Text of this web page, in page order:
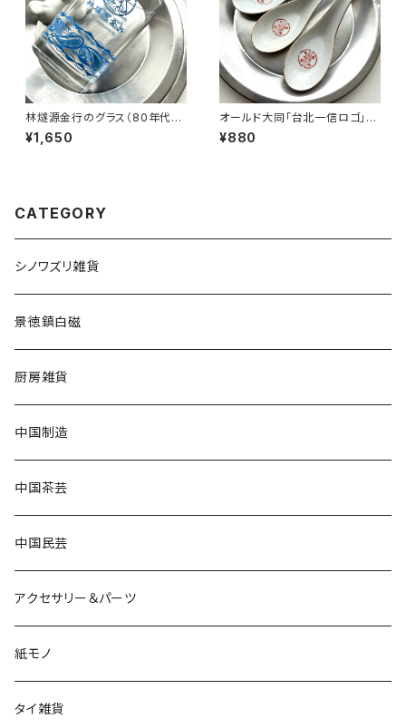
林燧源金行のグラス（80年代タ
イ制造）
¥1,650
オールド大同「台北一信ロゴ」レ
ンゲ
¥880
CATEGORY
シノワズリ雑貨
景徳鎮白磁
厨房雑貨
中国制造
中国茶芸
中国民芸
アクセサリー＆パーツ
紙モノ
タイ雑貨